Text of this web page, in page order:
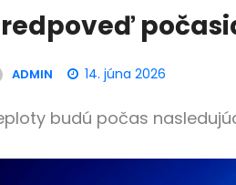
ADMIN 14. júna 2026
budú počas